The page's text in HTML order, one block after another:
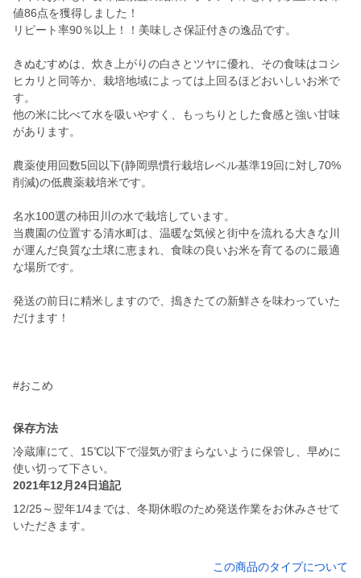
値86点を獲得しました！
リピート率90％以上！！美味しさ保証付きの逸品です。
きぬむすめは、炊き上がりの白さとツヤに優れ、その食味はコシ
ヒカリと同等か、栽培地域によっては上回るほどおいしいお米で
す。
他の米に比べて水を吸いやすく、もっちりとした食感と強い甘味
があります。
農薬使用回数5回以下(静岡県慣行栽培レベル基準19回に対し70%
削減)の低農薬栽培米です。
名水100選の柿田川の水で栽培しています。
当農園の位置する清水町は、温暖な気候と街中を流れる大きな川
が運んだ良質な土壌に恵まれ、食味の良いお米を育てるのに最適
な場所です。
発送の前日に精米しますので、搗きたての新鮮さを味わっていた
だけます！
#おこめ
保存方法
冷蔵庫にて、15℃以下で湿気が貯まらないように保管し、早めに
使い切って下さい。
2021年12月24日追記
12/25～翌年1/4までは、冬期休暇のため発送作業をお休みさせて
いただきます。
この商品のタイプについて